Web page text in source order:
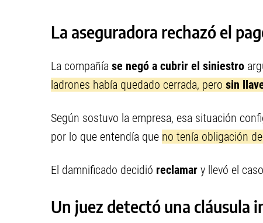
La aseguradora rechazó el
La compañía se negó a cubrir el siniestro
ladrones había quedado cerrada, pero sin
Según sostuvo la empresa, esa situación
por lo que entendía que no tenía obligación de
El damnificado decidió reclamar y llevó el
Un juez detectó una cláusula